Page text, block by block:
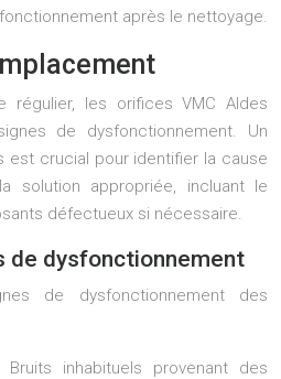
après le nettoyage.
régulier, les orifices VMC Aldes
de dysfonctionnement. Un
est crucial pour identifier la cause
solution appropriée, incluant le
défectueux si nécessaire.
de dysfonctionnement
de dysfonctionnement des
Bruits inhabituels provenant des